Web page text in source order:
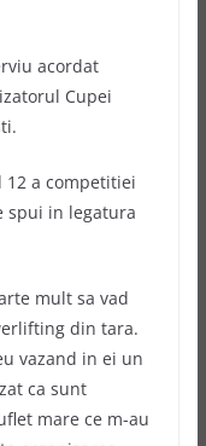
acordat
Cupei
a competitiei
spui in legatura
mult sa vad
din tara.
vazand in ei un
ca sunt
mare ce m-au